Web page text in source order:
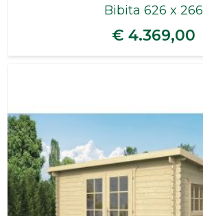
Bibita 626 x 266
€ 4.369,00